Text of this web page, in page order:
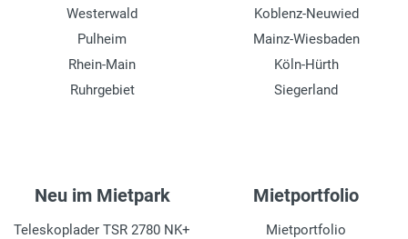
Westerwald
Pulheim
Rhein-Main
Ruhrgebiet
Koblenz-Neuwied
Mainz-Wiesbaden
Köln-Hürth
Siegerland
Neu im Mietpark
Teleskoplader TSR 2780 NK+
Mietportfolio
Mietportfolio